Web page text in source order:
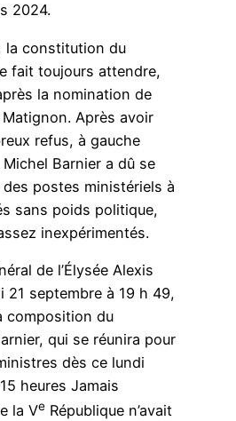
2024.
la constitution du
fait toujours attendre,
la nomination de
Après avoir
refus, à gauche
Barnier a dû se
postes ministériels à
sans poids politique,
inexpérimentés.
de l’Élysée Alexis
21 septembre à 19 h 49,
composition du
qui se réunira pour
dès ce lundi
heures Jamais
la Ve République n’avait